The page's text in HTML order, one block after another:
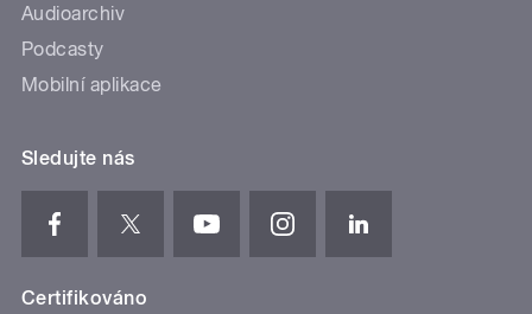
Audioarchiv
Podcasty
Mobilní aplikace
Sledujte nás
Certifikováno